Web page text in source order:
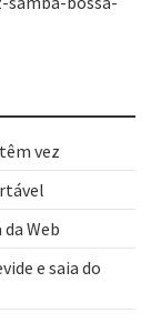
vez
Web
e saia do